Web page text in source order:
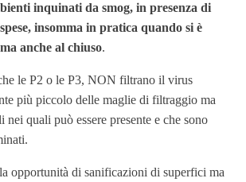
inquinati da smog, in presenza di
insomma in pratica quando si è
anche al chiuso.
le P2 o le P3, NON filtrano il virus
più piccolo delle maglie di filtraggio ma
quali può essere presente e che sono
opportunità di sanificazioni di superfici ma